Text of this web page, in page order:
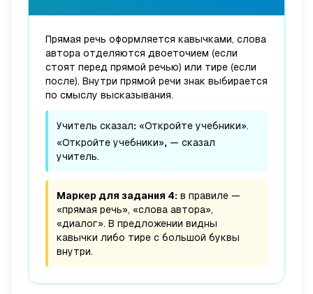
Прямая речь оформляется кавычками, слова
автора отделяются двоеточием (если
стоят перед прямой речью) или тире (если
после). Внутри прямой речи знак выбирается
по смыслу высказывания.
Учитель сказал: «Откройте учебники».
«Откройте учебники», — сказал
учитель.
Маркер для задания 4: в правиле —
«прямая речь», «слова автора»,
«диалог». В предложении видны
кавычки либо тире с большой буквы
внутри.